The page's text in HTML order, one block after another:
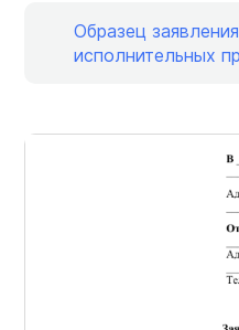
Образец
исполнительных